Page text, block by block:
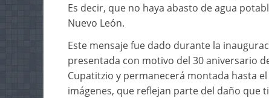
Es decir, que no haya abasto de agua
Nuevo León.
Este mensaje fue dado durante la
presentada con motivo del 30 aniversario
Cupatitzio y permanecerá montada hasta
imágenes, que reflejan parte del daño